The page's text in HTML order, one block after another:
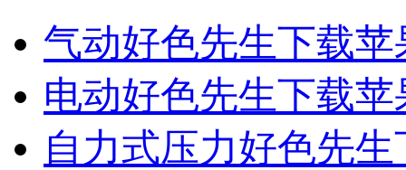
气动好色先生下载
电动好色先生下载
自力式压力好色先